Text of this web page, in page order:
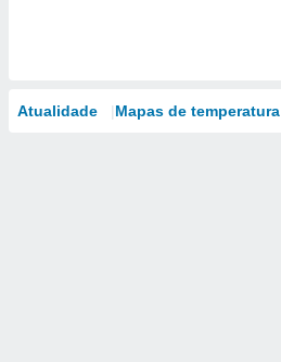
Atualidade Mapas de temperatura